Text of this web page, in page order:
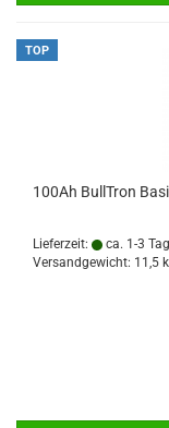
TOP
100Ah BullTron
Lieferzeit: ca. 1-3
Versandgewicht: 11,5